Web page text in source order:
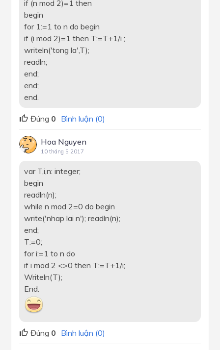
if (n mod 2)=1 then
begin
for 1:=1 to n do begin
if (i mod 2)=1 then T:=T+1/i ;
writeln('tong la',T);
readln;
end;
end;
end.
Đúng 0 Bình luận (0)
Hoa Nguyen
10 tháng 5 2017
var T,i,n: integer;
begin
readln(n);
while n mod 2=0 do begin
write('nhap lai n'); readln(n);
end;
T:=0;
for i:=1 to n do
if i mod 2 <>0 then T:=T+1/i;
Writeln(T);
End.
Đúng 0 Bình luận (0)